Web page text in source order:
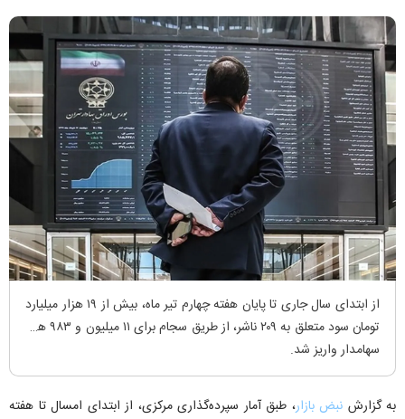
از ابتدای سال جاری تا پایان هفته چهارم تیر ماه، بیش از ۱۹ هزار میلیارد
تومان سود متعلق به ۲۰۹ ناشر، از طریق سجام برای ۱۱ میلیون و ۹۸۳ هزار
سهامدار واریز شد.
به گزارش نبض بازار، طبق آمار سپرده‌گذاری مرکزی، از ابتدای امسال تا هفته